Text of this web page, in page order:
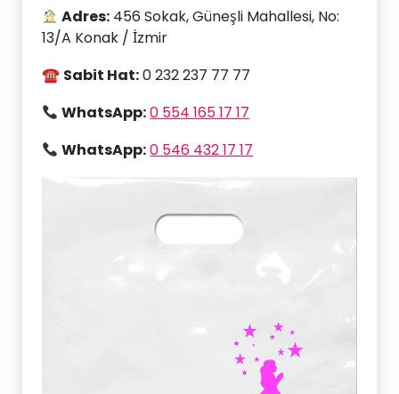
Adres: 456 Sokak, Güneşli Mahallesi, No:
13/A Konak / İzmir
☎ Sabit Hat:0 232 237 77 77
WhatsApp:0 554 165 17 17
WhatsApp:0 546 432 17 17